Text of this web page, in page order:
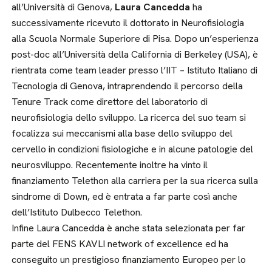
all’Università di Genova, Laura Cancedda ha
successivamente ricevuto il dottorato in Neurofisiologia
alla Scuola Normale Superiore di Pisa. Dopo un’esperienza
post-doc all’Università della California di Berkeley (USA), è
rientrata come team leader presso l’IIT – Istituto Italiano di
Tecnologia di Genova, intraprendendo il percorso della
Tenure Track come direttore del laboratorio di
neurofisiologia dello sviluppo. La ricerca del suo team si
focalizza sui meccanismi alla base dello sviluppo del
cervello in condizioni fisiologiche e in alcune patologie del
neurosviluppo. Recentemente inoltre ha vinto il
finanziamento Telethon alla carriera per la sua ricerca sulla
sindrome di Down, ed è entrata a far parte così anche
dell’Istituto Dulbecco Telethon.
Infine Laura Cancedda è anche stata selezionata per far
parte del FENS KAVLI network of excellence ed ha
conseguito un prestigioso finanziamento Europeo per lo